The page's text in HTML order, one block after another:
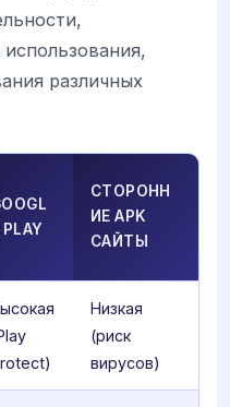
различных
PLAY
СТОРОНН
ИЕ APK
САЙТЫ
Низкая
(риск
вирусов)